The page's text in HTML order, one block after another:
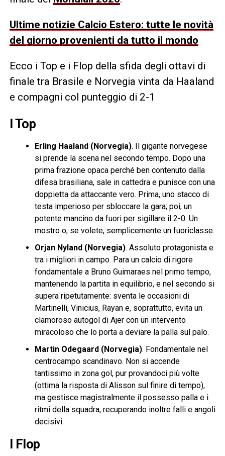
Ultime notizie Calcio Estero: tutte le novità
del giorno provenienti da tutto il mondo
Ecco i Top e i Flop della sfida degli ottavi di
finale tra Brasile e Norvegia vinta da Haaland
e compagni col punteggio di 2-1
I Top
Erling Haaland (Norvegia). Il gigante norvegese
si prende la scena nel secondo tempo. Dopo una
prima frazione opaca perché ben contenuto dalla
difesa brasiliana, sale in cattedra e punisce con una
doppietta da attaccante vero. Prima, uno stacco di
testa imperioso per sbloccare la gara; poi, un
potente mancino da fuori per sigillare il 2-0. Un
mostro o, se volete, semplicemente un fuoriclasse.
Orjan Nyland (Norvegia). Assoluto protagonista e
tra i migliori in campo. Para un calcio di rigore
fondamentale a Bruno Guimaraes nel primo tempo,
mantenendo la partita in equilibrio, e nel secondo si
supera ripetutamente: sventa le occasioni di
Martinelli, Vinicius, Rayan e, soprattutto, evita un
clamoroso autogol di Ajer con un intervento
miracoloso che lo porta a deviare la palla sul palo.
Martin Odegaard (Norvegia). Fondamentale nel
centrocampo scandinavo. Non si accende
tantissimo in zona gol, pur provandoci più volte
(ottima la risposta di Alisson sul finire di tempo),
ma gestisce magistralmente il possesso palla e i
ritmi della squadra, recuperando inoltre falli e angoli
decisivi.
I Flop